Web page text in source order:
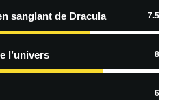
sanglant de Dracula 7.5
l’univers 8
6